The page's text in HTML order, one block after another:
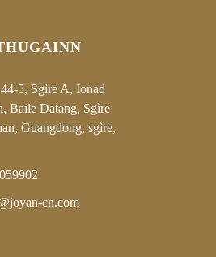
5, Sgìre A, Ionad
Baile Datang, Sgìre
Guangdong, sgìre,
cn.com